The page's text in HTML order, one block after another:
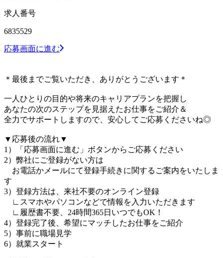
求人番号
6835529
応募画面に進む
＊最後までご覧いただき、ありがとうございます＊
一人ひとりの目的や将来のキャリアプランを把握し
あなたの次のステップを見据えたお仕事をご紹介＆
全力でサポートしますので、安心してご応募くださいね◎
▼応募後の流れ▼
1）「応募画面に進む」ボタンからご応募ください
2）弊社にご登録がない方は
お電話かメールにて登録手続きに関するご案内をいたしま
す
3）登録方法は、来社不要のオンライン登録
∟スマホやパソコンなどで情報を入力いただきます
∟履歴書不要、24時間365日いつでもOK！
4）登録完了後、希望にマッチしたお仕事をご紹介
5）事前に職場見学
6）就業スタート